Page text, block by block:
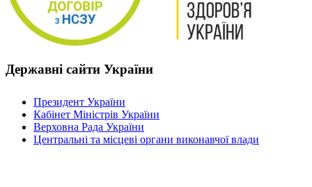
Державні сайти України
Президент України
Кабінет Міністрів України
Верховна Рада України
Центральні та місцеві органи виконавчої влади